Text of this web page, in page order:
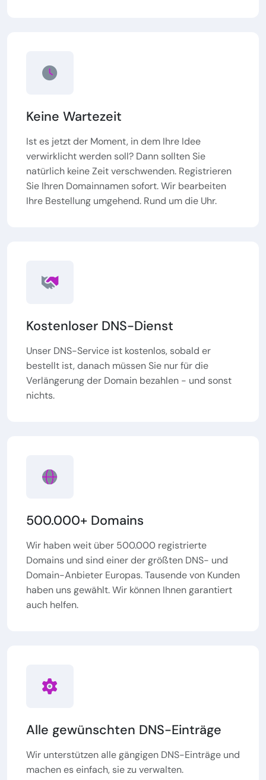
Keine Wartezeit
Ist es jetzt der Moment, in dem Ihre Idee
verwirklicht werden soll? Dann sollten Sie
natürlich keine Zeit verschwenden. Registrieren
Sie Ihren Domainnamen sofort. Wir bearbeiten
Ihre Bestellung umgehend. Rund um die Uhr.
Kostenloser DNS-Dienst
Unser DNS-Service ist kostenlos, sobald er
bestellt ist, danach müssen Sie nur für die
Verlängerung der Domain bezahlen - und sonst
nichts.
500.000+ Domains
Wir haben weit über 500.000 registrierte
Domains und sind einer der größten DNS- und
Domain-Anbieter Europas. Tausende von Kunden
haben uns gewählt. Wir können Ihnen garantiert
auch helfen.
Alle gewünschten DNS-Einträge
Wir unterstützen alle gängigen DNS-Einträge und
machen es einfach, sie zu verwalten.